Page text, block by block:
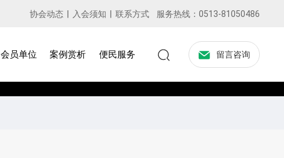
协会动态| 入会须知 | 联系方式服务热线： 0513-81050486
会员单位 案例赏析 便民服务 留言咨询